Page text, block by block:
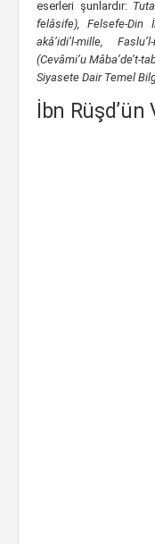
eserleri şunlardır:
felâsife), Felsefe-Din
akâ’idi’l-mille,
(Cevâmi’u Mâba’de’t-
Siyasete Dair Temel
İbn Rüşd’ün